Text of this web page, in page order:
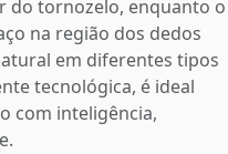
do tornozelo, enquanto o
na região dos dedos
em diferentes tipos
tecnológica, é ideal
com inteligência,